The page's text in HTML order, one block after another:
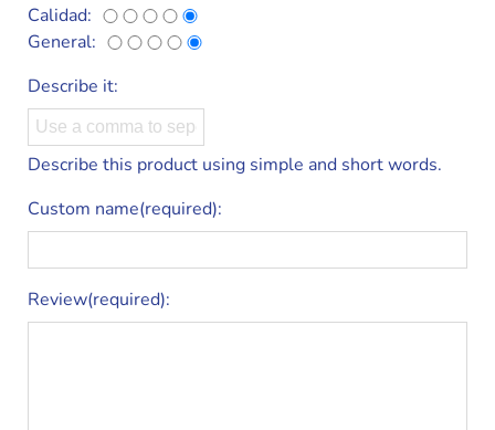
Calidad:
General:
Describe it:
Describe this product using simple and short words.
Custom name(required):
Review(required):